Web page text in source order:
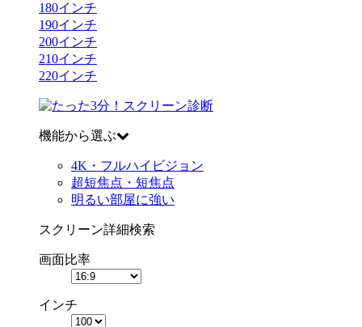
180インチ
190インチ
200インチ
210インチ
220インチ
機能から選ぶ
4K・フルハイビジョン
超短焦点・短焦点
明るい部屋に強い
スクリーン詳細検索
画面比率
インチ